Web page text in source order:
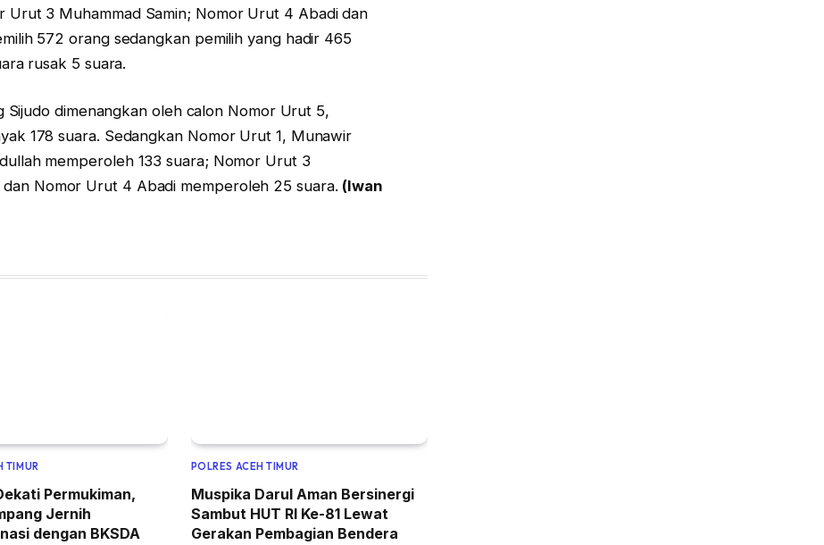
3 Muhammad Samin; Nomor Urut 4 Abadi dan
572 orang sedangkan pemilih yang hadir 465
rusak 5 suara.
Sijudo dimenangkan oleh calon Nomor Urut 5,
178 suara. Sedangkan Nomor Urut 1, Munawir
memperoleh 133 suara; Nomor Urut 3
Nomor Urut 4 Abadi memperoleh 25 suara. (Iwan
TIMUR
Permukiman,
Jernih
dengan BKSDA
POLRES ACEH TIMUR
Muspika Darul Aman Bersinergi
Sambut HUT RI Ke-81 Lewat
Gerakan Pembagian Bendera